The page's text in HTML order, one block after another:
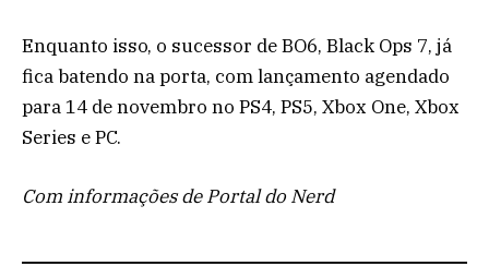
Enquanto isso, o sucessor de BO6, Black Ops 7, já
fica batendo na porta, com lançamento agendado
para 14 de novembro no PS4, PS5, Xbox One, Xbox
Series e PC.
Com informações de Portal do Nerd